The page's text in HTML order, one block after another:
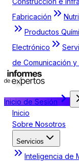
Fabricación
Productos
Electrónico
de Comunicación y
Inicio de Sesión
Inicio
Sobre Nosotros
Servicios
Inteligencia de